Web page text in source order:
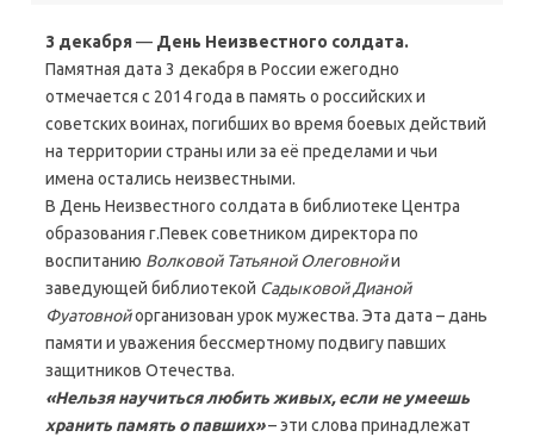
3 декабря— День Неизвестного солдата.
Памятная дата 3 декабря в России ежегодно
отмечается с 2014 года в память о российских и
советских воинах, погибших во время боевых действий
на территории страны или за её пределами и чьи
имена остались неизвестными.
В День Неизвестного солдата в библиотеке Центра
образования г.Певек советником директора по
воспитанию Волковой Татьяной Олеговнойи
заведующей библиотекой Садыковой Дианой
Фуатовнойорганизован урок мужества. Эта дата – дань
памяти и уважения бессмертному подвигу павших
защитников Отечества.
«Нельзя научиться любить живых, если не умеешь
хранить память о павших»– эти слова принадлежат